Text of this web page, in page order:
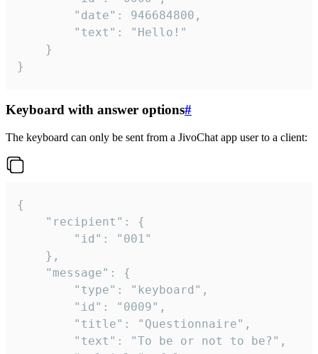
}
Keyboard with answer options#
The keyboard can only be sent from a JivoChat app user to a client:
{